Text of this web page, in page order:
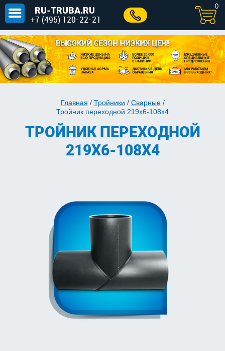
RU-TRUBA.RU
+7 (495) 120-22-21
0
Главная / Тройники / Сварные/
Тройник переходной 219х6-108х4
ТРОЙНИК ПЕРЕХОДНОЙ
219Х6-108Х4